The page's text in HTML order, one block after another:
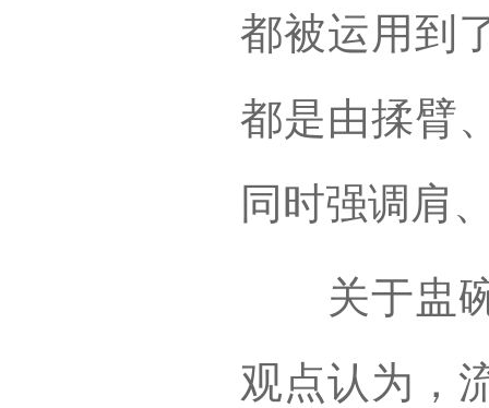
都被运用到
都是由揉臂
同时强调肩
关于盅碗
观点认为，